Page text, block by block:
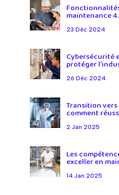
maintenance
23 Déc 2024
Cybersécurité
protéger
26 Déc 2024
Transition
comment
2 Jan 2025
Les
exceller en
14 Jan 2025